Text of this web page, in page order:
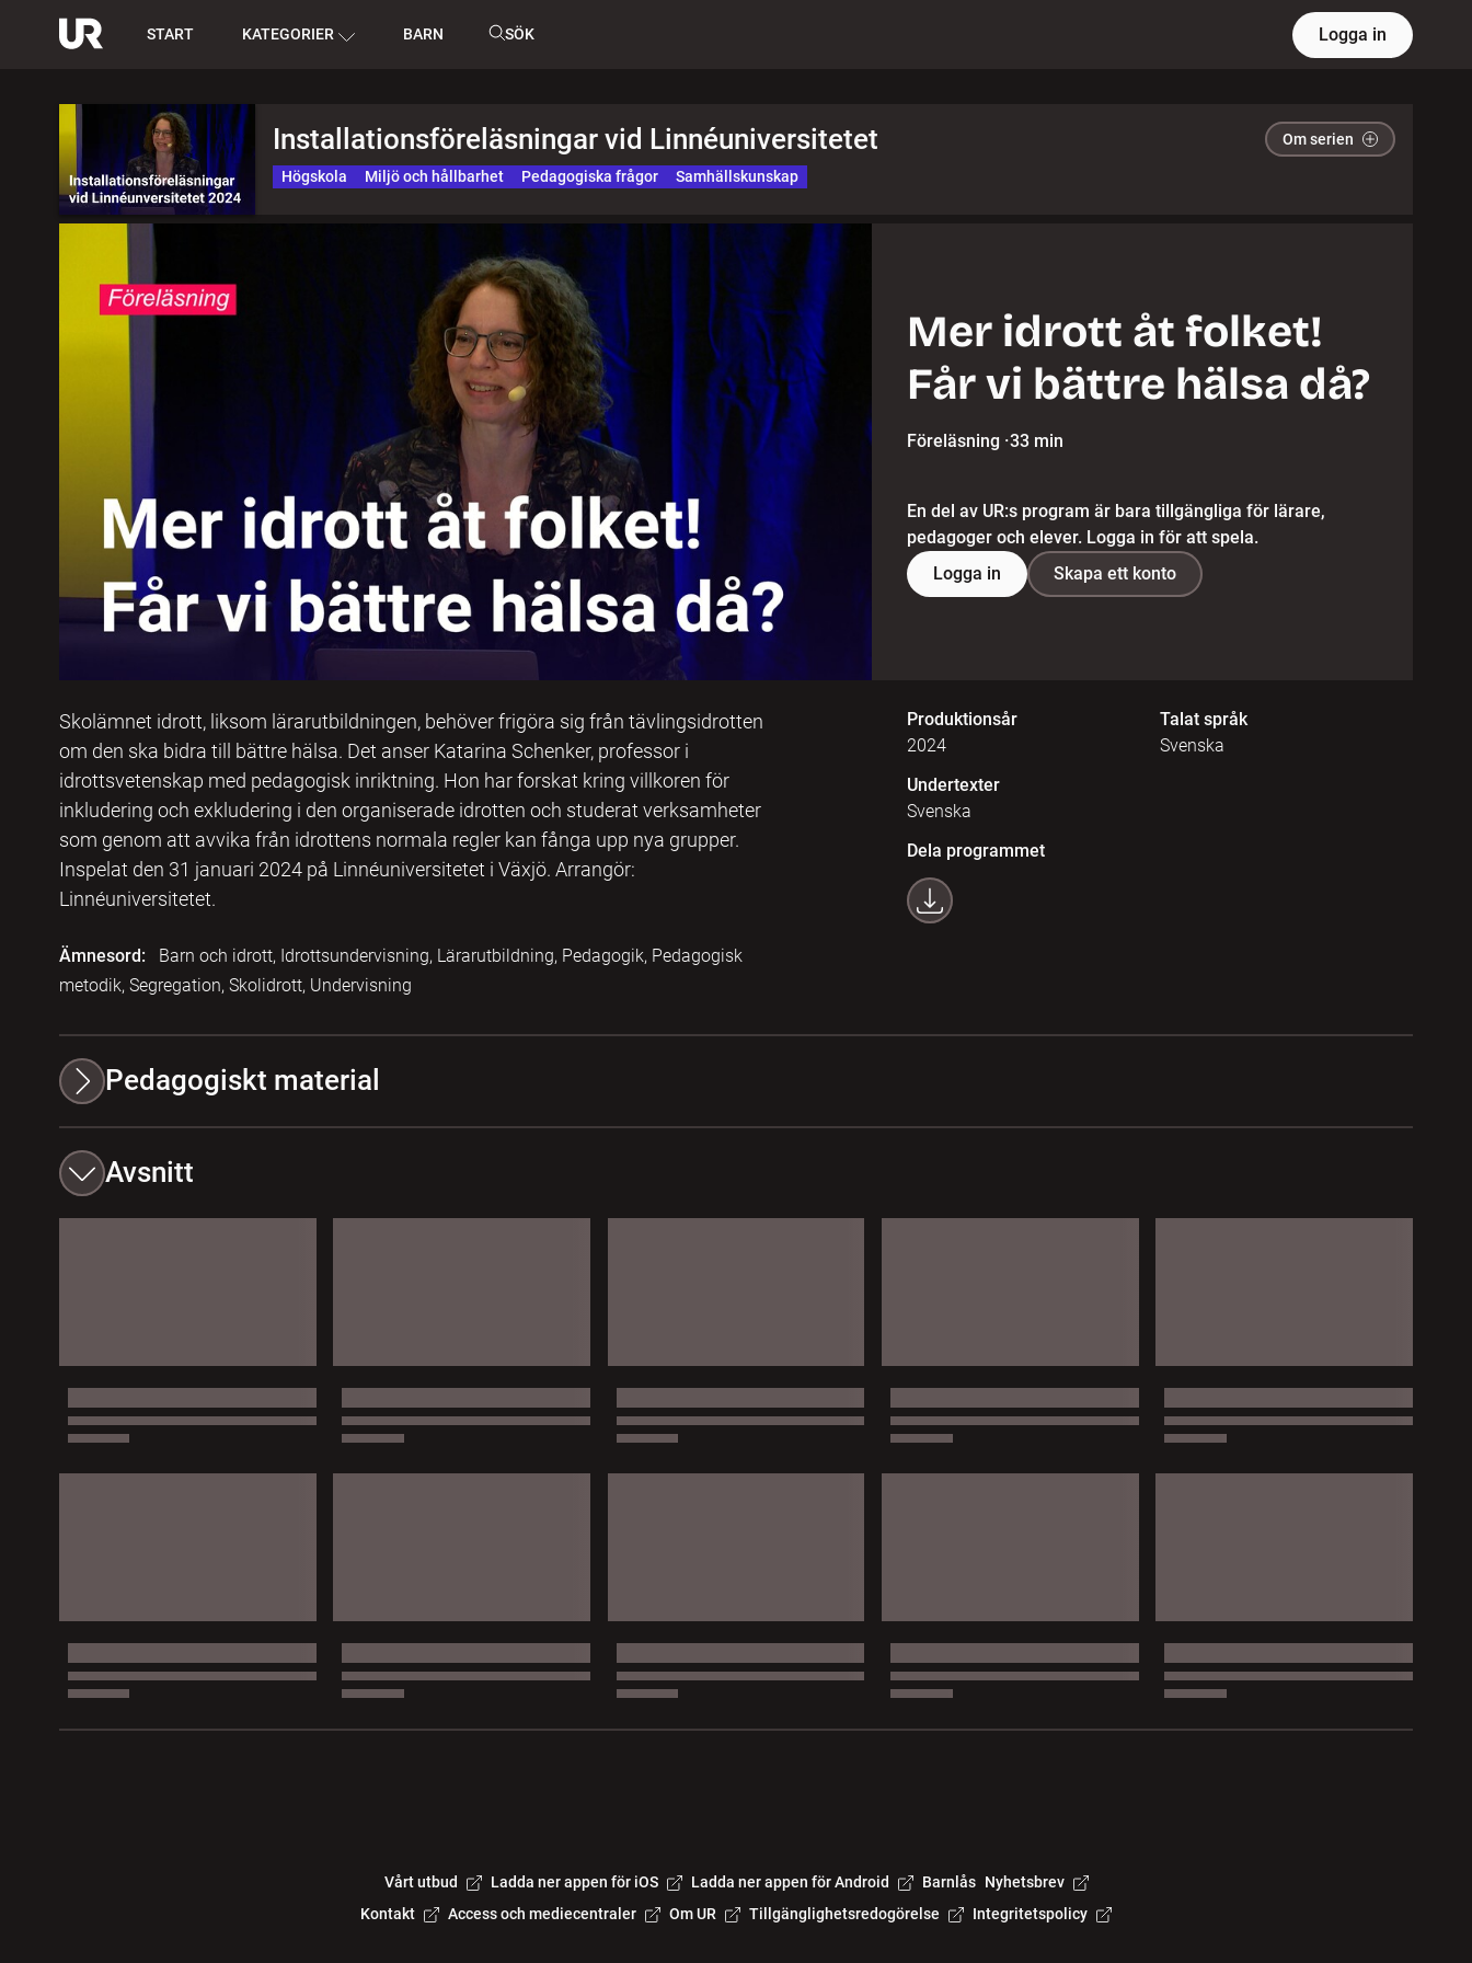
START KATEGORIER BARN SÖK Logga in
Installationsföreläsningar vid Linnéuniversitetet Om serien
Högskola Miljö och hållbarhet Pedagogiska frågor Samhällskunskap
Mer idrott åt folket!
Får vi bättre hälsa då?
Föreläsning ·33 min
En del av UR:s program är bara tillgängliga för lärare,
pedagoger och elever. Logga in för att spela.
Logga in
Skapa ett konto
Skolämnet idrott, liksom lärarutbildningen, behöver frigöra sig från tävlingsidrotten
om den ska bidra till bättre hälsa. Det anser Katarina Schenker, professor i
idrottsvetenskap med pedagogisk inriktning. Hon har forskat kring villkoren för
inkludering och exkludering i den organiserade idrotten och studerat verksamheter
som genom att avvika från idrottens normala regler kan fånga upp nya grupper.
Inspelat den 31 januari 2024 på Linnéuniversitetet i Växjö. Arrangör:
Linnéuniversitetet.
Ämnesord:
Barn och idrott, Idrottsundervisning, Lärarutbildning, Pedagogik, Pedagogisk
metodik, Segregation, Skolidrott, Undervisning
Produktionsår
2024
Talat språk
Svenska
Undertexter
Svenska
Dela programmet
Pedagogiskt material
Avsnitt
Vårt utbud Ladda ner appen för iOS Ladda ner appen för Android Barnlås Nyhetsbrev
Kontakt
Access och mediecentraler Om UR Tillgänglighetsredogörelse Integritetspolicy